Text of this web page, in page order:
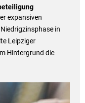
expansiven
in
Leipziger
Hintergrund die